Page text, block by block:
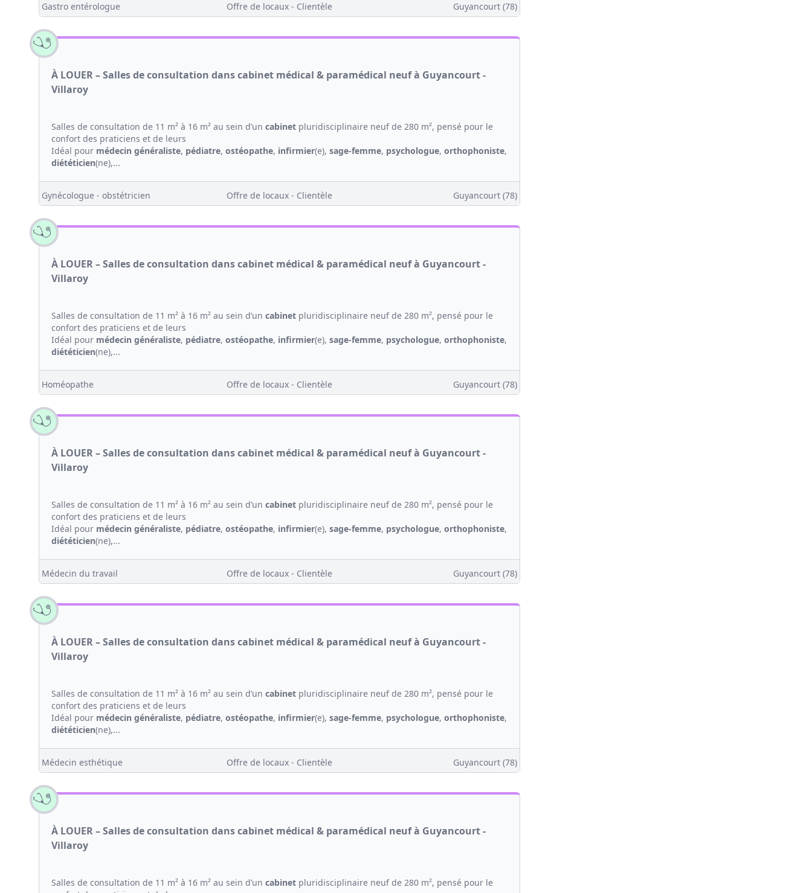
Gastro entérologue Offre de locaux - Clientèle Guyancourt (78)
À LOUER – Salles de consultation dans cabinet médical & paramédical neuf à Guyancourt -
Villaroy
Salles de consultation de 11 m² à 16 m² au sein d’un cabinet pluridisciplinaire neuf de 280 m², pensé pour le
confort des praticiens et de leurs
Idéal pour médecin généraliste, pédiatre, ostéopathe, infirmier(e), sage-femme, psychologue, orthophoniste,
diététicien(ne),...
Gynécologue - obstétricien Offre de locaux - Clientèle Guyancourt (78)
À LOUER – Salles de consultation dans cabinet médical & paramédical neuf à Guyancourt -
Villaroy
Salles de consultation de 11 m² à 16 m² au sein d’un cabinet pluridisciplinaire neuf de 280 m², pensé pour le
confort des praticiens et de leurs
Idéal pour médecin généraliste, pédiatre, ostéopathe, infirmier(e), sage-femme, psychologue, orthophoniste,
diététicien(ne),...
Homéopathe Offre de locaux - Clientèle Guyancourt (78)
À LOUER – Salles de consultation dans cabinet médical & paramédical neuf à Guyancourt -
Villaroy
Salles de consultation de 11 m² à 16 m² au sein d’un cabinet pluridisciplinaire neuf de 280 m², pensé pour le
confort des praticiens et de leurs
Idéal pour médecin généraliste, pédiatre, ostéopathe, infirmier(e), sage-femme, psychologue, orthophoniste,
diététicien(ne),...
Médecin du travail Offre de locaux - Clientèle Guyancourt (78)
À LOUER – Salles de consultation dans cabinet médical & paramédical neuf à Guyancourt -
Villaroy
Salles de consultation de 11 m² à 16 m² au sein d’un cabinet pluridisciplinaire neuf de 280 m², pensé pour le
confort des praticiens et de leurs
Idéal pour médecin généraliste, pédiatre, ostéopathe, infirmier(e), sage-femme, psychologue, orthophoniste,
diététicien(ne),...
Médecin esthétique Offre de locaux - Clientèle Guyancourt (78)
À LOUER – Salles de consultation dans cabinet médical & paramédical neuf à Guyancourt -
Villaroy
Salles de consultation de 11 m² à 16 m² au sein d’un cabinet pluridisciplinaire neuf de 280 m², pensé pour le